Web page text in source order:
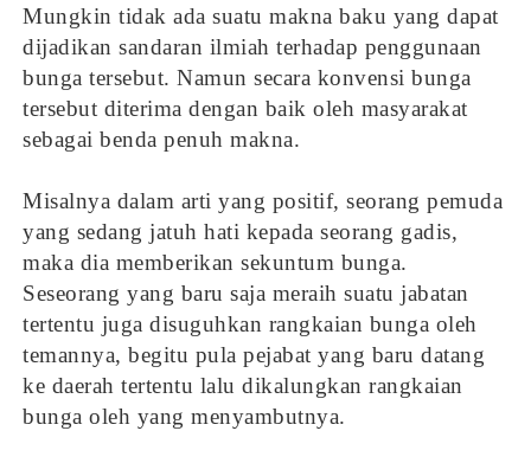
Mungkin tidak ada suatu makna baku yang dapat
dijadikan sandaran ilmiah terhadap penggunaan
bunga tersebut. Namun secara konvensi bunga
tersebut diterima dengan baik oleh masyarakat
sebagai benda penuh makna.
Misalnya dalam arti yang positif, seorang pemuda
yang sedang jatuh hati kepada seorang gadis,
maka dia memberikan sekuntum bunga.
Seseorang yang baru saja meraih suatu jabatan
tertentu juga disuguhkan rangkaian bunga oleh
temannya, begitu pula pejabat yang baru datang
ke daerah tertentu lalu dikalungkan rangkaian
bunga oleh yang menyambutnya.